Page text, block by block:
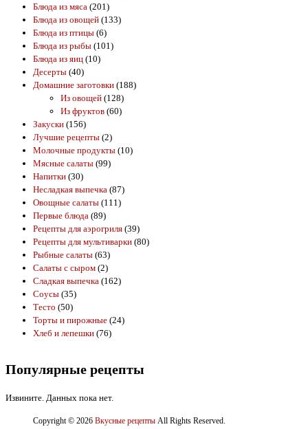
Блюда из мяса (201)
Блюда из овощей (133)
Блюда из птицы (6)
Блюда из рыбы (101)
Блюда из яиц (10)
Десерты (40)
Домашние заготовки (188)
Из овощей (128)
Из фруктов (60)
Закуски (156)
Лучшие рецепты (2)
Молочные продукты (10)
Мясные салаты (99)
Напитки (30)
Несладкая выпечка (87)
Овощные салаты (111)
Первые блюда (89)
Рецепты для аэрогриля (39)
Рецепты для мультиварки (80)
Рыбные салаты (63)
Салаты с сыром (2)
Сладкая выпечка (162)
Соусы (35)
Тесто (50)
Торты и пирожные (24)
Хлеб и лепешки (76)
Популярные рецепты
Извините. Данных пока нет.
Copyright © 2026 Вкусные рецепты All Rights Reserved.